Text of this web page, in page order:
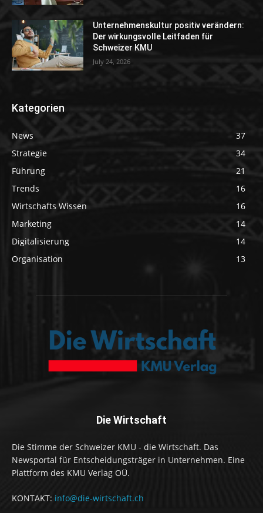
Unternehmenskultur positiv verändern:
Der wirkungsvolle Leitfaden für
Schweizer KMU
July 24, 2026
Kategorien
News
37
Strategie
34
Führung
21
Trends
16
Wirtschafts Wissen
16
Marketing
14
Digitalisierung
14
Organisation
13
Die Wirtschaft
Die Stimme der Schweizer KMU - die Wirtschaft. Das
Newsportal für Entscheidungsträger in Unternehmen. Eine
Plattform des KMU Verlag OÜ.
KONTAKT: info@die-wirtschaft.ch